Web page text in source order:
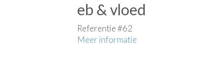
eb & vloed
Referentie #62
Meer informatie